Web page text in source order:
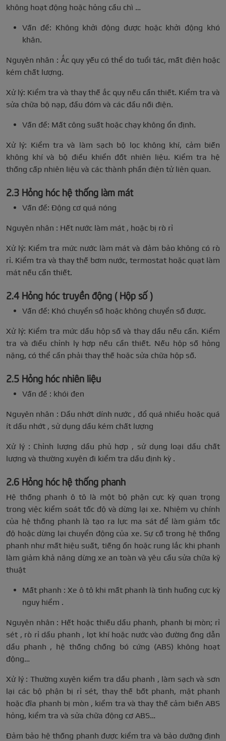
không hoạt động hoặc hỏng cầu chì …
Vấn đề: Không khởi động được hoặc khởi động khó
khăn.
Nguyên nhân : Ắc quy yếu có thể do tuổi tác, mất điện hoặc
kém chất lượng.
Xử lý: Kiểm tra và thay thế ắc quy nếu cần thiết. Kiểm tra và
sửa chữa bộ nạp, đầu đóm và các đầu nối điện.
Vấn đề: Mất công suất hoặc chạy không ổn định.
Xử lý: Kiểm tra và làm sạch bộ lọc không khí, cảm biến
không khí và bộ điều khiển đốt nhiên liệu. Kiểm tra hệ
thống cấp nhiên liệu và các thành phần điện tử liên quan.
2.3 Hỏng hóc hệ thống làm mát
Vấn đề: Động cơ quá nóng
Nguyên nhân : Hết nước làm mát , hoặc bị rò rỉ
Xử lý: Kiểm tra mức nước làm mát và đảm bảo không có rò
rỉ. Kiểm tra và thay thế bơm nước, termostat hoặc quạt làm
mát nếu cần thiết.
2.4 Hỏng hóc truyền động ( Hộp số )
Vấn đề: Khó chuyển số hoặc không chuyển số được.
Xử lý: Kiểm tra mức dầu hộp số và thay dầu nếu cần. Kiểm
tra và điều chỉnh ly hợp nếu cần thiết. Nếu hộp số hỏng
nặng, có thể cần phải thay thế hoặc sửa chữa hộp số.
2.5 Hỏng hóc nhiên liệu
Vấn đề : khói đen
Nguyên nhân : Dầu nhớt dính nước , đổ quá nhiều hoặc quá
ít dầu nhớt , sử dụng dầu kém chất lượng
Xử lý : Chỉnh lượng dầu phủ hợp , sử dụng loại dầu chất
lượng và thường xuyên đi kiểm tra dầu định kỳ .
2.6 Hỏng hóc hệ thống phanh
Hệ thống phanh ô tô là một bộ phận cực kỳ quan trọng
trong việc kiểm soát tốc độ và dừng lại xe. Nhiệm vụ chính
của hệ thống phanh là tạo ra lực ma sát để làm giảm tốc
độ hoặc dừng lại chuyển động của xe. Sự cố trong hệ thống
phanh như mất hiệu suất, tiếng ồn hoặc rung lắc khi phanh
làm giảm khả năng dừng xe an toàn và yêu cầu sửa chữa kỹ
thuật
Mất phanh : Xe ô tô khi mất phanh là tình huống cực kỳ
nguy hiểm .
Nguyên nhân : Hết hoặc thiếu dầu phanh, phanh bị mòn; rỉ
sét , rò rỉ dầu phanh , lọt khí hoặc nước vào đường ống dẫn
dầu phanh , hệ thống chống bó cứng (ABS) không hoạt
động…
Xử lý : Thường xuyên kiểm tra dầu phanh , làm sạch và sơn
lại các bộ phận bị rỉ sét, thay thế bốt phanh, mặt phanh
hoặc đĩa phanh bị mòn , kiểm tra và thay thế cảm biến ABS
hỏng, kiểm tra và sửa chữa động cơ ABS…
Đảm bảo hệ thống phanh được kiểm tra và bảo dưỡng định